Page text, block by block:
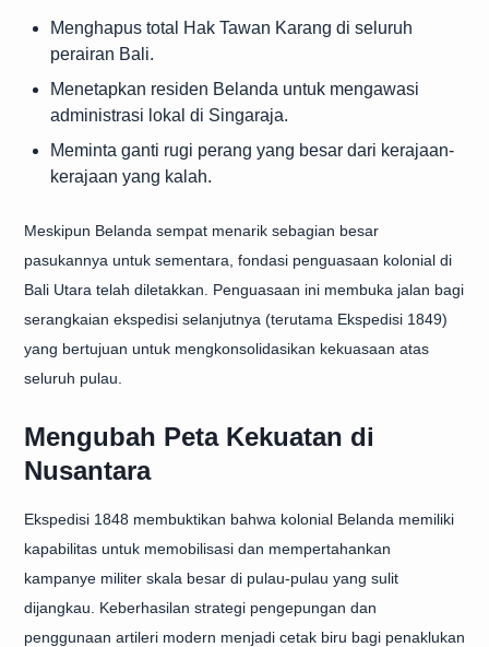
Menghapus total Hak Tawan Karang di seluruh
perairan Bali.
Menetapkan residen Belanda untuk mengawasi
administrasi lokal di Singaraja.
Meminta ganti rugi perang yang besar dari kerajaan-
kerajaan yang kalah.
Meskipun Belanda sempat menarik sebagian besar
pasukannya untuk sementara, fondasi penguasaan kolonial di
Bali Utara telah diletakkan. Penguasaan ini membuka jalan bagi
serangkaian ekspedisi selanjutnya (terutama Ekspedisi 1849)
yang bertujuan untuk mengkonsolidasikan kekuasaan atas
seluruh pulau.
Mengubah Peta Kekuatan di
Nusantara
Ekspedisi 1848 membuktikan bahwa kolonial Belanda memiliki
kapabilitas untuk memobilisasi dan mempertahankan
kampanye militer skala besar di pulau-pulau yang sulit
dijangkau. Keberhasilan strategi pengepungan dan
penggunaan artileri modern menjadi cetak biru bagi penaklukan